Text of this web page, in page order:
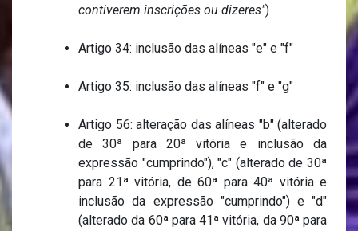
contiverem inscrições ou dizeres")
Artigo 34: inclusão das alíneas "e" e "f"
Artigo 35: inclusão das alíneas "f" e "g"
Artigo 56: alteração das alíneas "b" (alterado
de 30ª para 20ª vitória e inclusão da
expressão "cumprindo"), "c" (alterado de 30ª
para 21ª vitória, de 60ª para 40ª vitória e
inclusão da expressão "cumprindo") e "d"
(alterado da 60ª para 41ª vitória, da 90ª para